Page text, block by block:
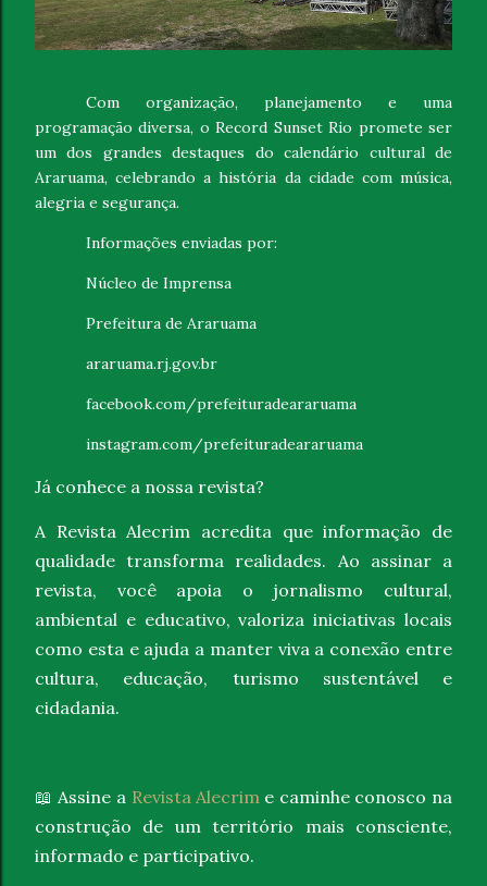
Com organização, planejamento e uma
programação diversa, o Record Sunset Rio promete ser
um dos grandes destaques do calendário cultural de
Araruama, celebrando a história da cidade com música,
alegria e segurança.
Informações enviadas por:
Núcleo de Imprensa
Prefeitura de Araruama
araruama.rj.gov.br
facebook.com/prefeituradeararuama
instagram.com/prefeituradeararuama
Já conhece a nossa revista?
A Revista Alecrim acredita que informação de
qualidade transforma realidades. Ao assinar a
revista, você apoia o jornalismo cultural,
ambiental e educativo, valoriza iniciativas locais
como esta e ajuda a manter viva a conexão entre
cultura, educação, turismo sustentável e
cidadania.
📖 Assine a Revista Alecrim e caminhe conosco na
construção de um território mais consciente,
informado e participativo.